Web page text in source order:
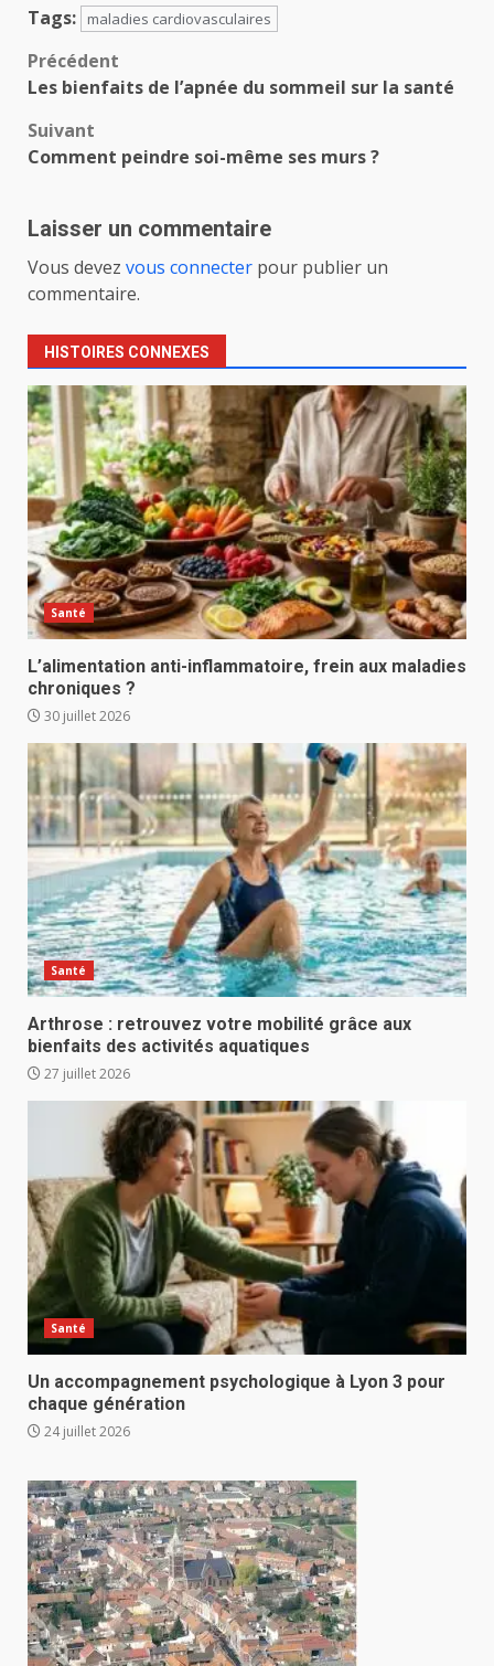
Tags:
maladies cardiovasculaires
Navigation
Précédent
Les bienfaits de l’apnée du sommeil sur la santé
Suivant
Comment peindre soi-même ses murs ?
Laisser un commentaire
Vous devez vous connecter pour publier un
commentaire.
HISTOIRES CONNEXES
Santé
L’alimentation anti-inflammatoire, frein aux maladies
chroniques ?
30 juillet 2026
Santé
Arthrose : retrouvez votre mobilité grâce aux
bienfaits des activités aquatiques
27 juillet 2026
Santé
Un accompagnement psychologique à Lyon 3 pour
chaque génération
24 juillet 2026